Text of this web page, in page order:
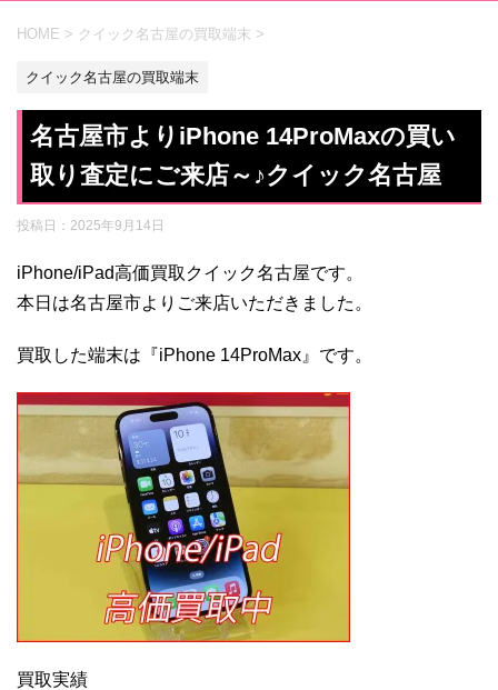
HOME > クイック名古屋の買取端末 >
クイック名古屋の買取端末
名古屋市よりiPhone 14ProMaxの買い
取り査定にご来店～♪クイック名古屋
投稿日： 2025年9月14日
iPhone/iPad高価買取クイック名古屋です。
本日は名古屋市よりご来店いただきました。
買取した端末は『iPhone 14ProMax』です。
買取実績